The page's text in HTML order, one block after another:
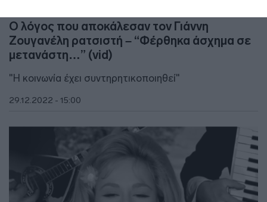
Ο λόγος που αποκάλεσαν τον Γιάννη
Ζουγανέλη ρατσιστή – “Φέρθηκα άσχημα σε
μετανάστη…” (vid)
"Η κοινωνία έχει συντηρητικοποιηθεί"
29.12.2022 - 15:00